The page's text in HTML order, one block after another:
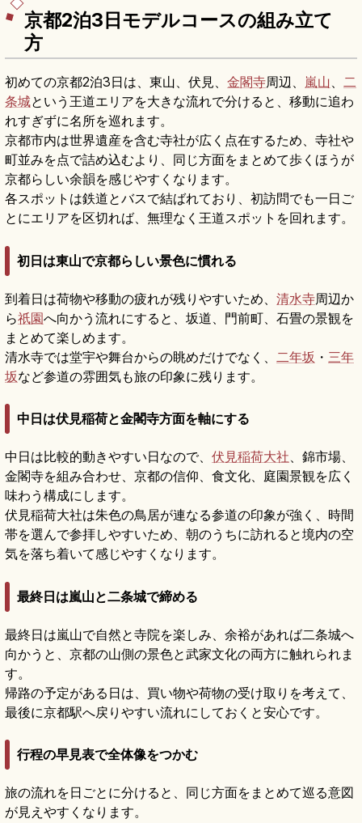
京都2泊3日モデルコースの組み立て
方
初めての京都2泊3日は、東山、伏見、 金閣寺周辺、 嵐山、 二
条城という王道エリアを大きな流れで分けると、移動に追わ
れすぎずに名所を巡れます。
京都市内は世界遺産を含む寺社が広く点在するため、寺社や
町並みを点で詰め込むより、同じ方面をまとめて歩くほうが
京都らしい余韻を感じやすくなります。
各スポットは鉄道とバスで結ばれており、初訪問でも一日ご
とにエリアを区切れば、無理なく王道スポットを回れます。
初日は東山で京都らしい景色に慣れる
到着日は荷物や移動の疲れが残りやすいため、 清水寺周辺か
ら祇園へ向かう流れにすると、坂道、門前町、石畳の景観を
まとめて楽しめます。
清水寺では堂宇や舞台からの眺めだけでなく、 二年坂 ・ 三年
坂など参道の雰囲気も旅の印象に残ります。
中日は伏見稲荷と金閣寺方面を軸にする
中日は比較的動きやすい日なので、 伏見稲荷大社、錦市場、
金閣寺を組み合わせ、京都の信仰、食文化、庭園景観を広く
味わう構成にします。
伏見稲荷大社は朱色の鳥居が連なる参道の印象が強く、時間
帯を選んで参拝しやすいため、朝のうちに訪れると境内の空
気を落ち着いて感じやすくなります。
最終日は嵐山と二条城で締める
最終日は嵐山で自然と寺院を楽しみ、余裕があれば二条城へ
向かうと、京都の山側の景色と武家文化の両方に触れられま
す。
帰路の予定がある日は、買い物や荷物の受け取りを考えて、
最後に京都駅へ戻りやすい流れにしておくと安心です。
行程の早見表で全体像をつかむ
旅の流れを日ごとに分けると、同じ方面をまとめて巡る意図
が見えやすくなります。